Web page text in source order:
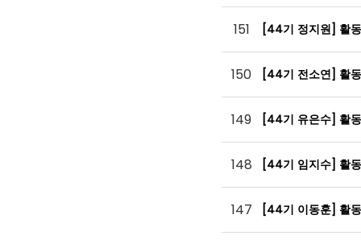
151 [44기 정지원] 활
150 [44기 전소연] 활
149 [44기 유은수] 활
148 [44기 임지수] 활
147 [44기 이동훈] 활